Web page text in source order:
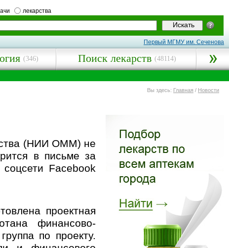
лекарства
Первый МГМУ им. Сеченова
(346) Поиск лекарств (48114)
Вы здесь: Главная / Новости
(НИИ ОММ) не
в письме за
Facebook
проектная
финансово-
по проекту.